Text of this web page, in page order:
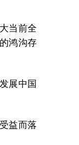
当前全
鸿沟存
展中国
益而落